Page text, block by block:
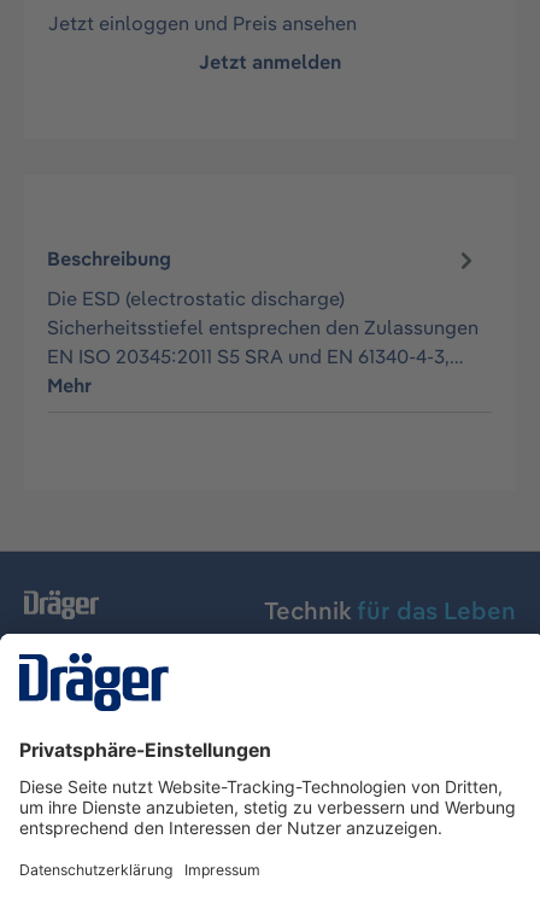
Jetzt einloggen und Preis ansehen
Jetzt anmelden
Beschreibung
Die ESD (electrostatic discharge)
Sicherheitsstiefel entsprechen den Zulassungen
EN ISO 20345:2011 S5 SRA und EN 61340-4-3,…
Mehr
Technik für das Leben
Dräger Austria GmbH
Über Dräger
Informationen